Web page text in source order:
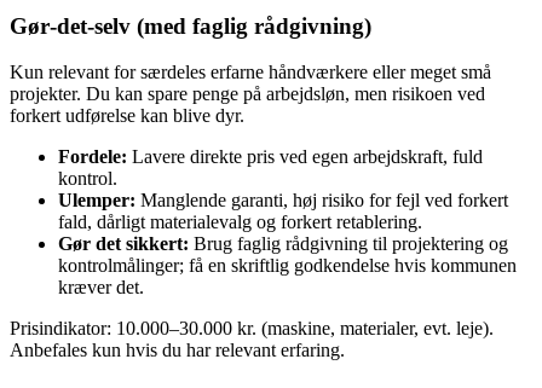
Gør‑det‑selv (med faglig rådgivning)
Kun relevant for særdeles erfarne håndværkere eller meget små
projekter. Du kan spare penge på arbejdsløn, men risikoen ved
forkert udførelse kan blive dyr.
Fordele: Lavere direkte pris ved egen arbejdskraft, fuld
kontrol.
Ulemper: Manglende garanti, høj risiko for fejl ved forkert
fald, dårligt materialevalg og forkert retablering.
Gør det sikkert: Brug faglig rådgivning til projektering og
kontrolmålinger; få en skriftlig godkendelse hvis kommunen
kræver det.
Prisindikator: 10.000–30.000 kr. (maskine, materialer, evt. leje).
Anbefales kun hvis du har relevant erfaring.